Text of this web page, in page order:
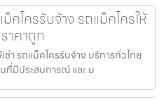
คโครรับจ้าง รถแม็คโครให้
าคาถูก
ช่า รถแม็คโครรับจ้าง บริการทั่วไทย
ที่มีประสบการณ์ และ ม